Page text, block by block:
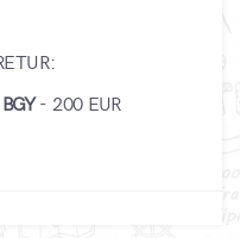
- 200 EUR